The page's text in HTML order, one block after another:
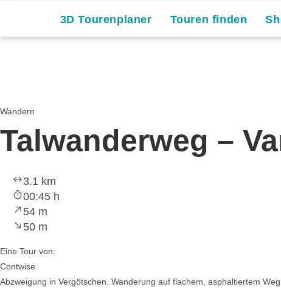
content
3D Tourenplaner Touren finden
Wandern
Talwanderweg –
3.1 km
00:45 h
54 m
50 m
Eine Tour von:
Contwise
Abzweigung in Vergötschen. Wanderung auf flachem, asphaltiertem